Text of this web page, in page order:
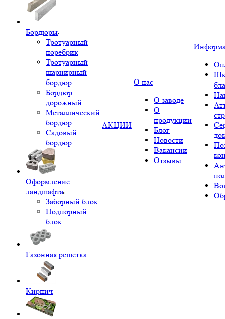
Бордюры
Тротуарный
поребрик
Тротуарный
шарнирный
бордюр
Бордюр
дорожный
Металлический
бордюр
Садовый
бордюр
Оформление
ландшафта
Заборный блок
Подпорный
блок
Газонная решетка
Кирпич
АКЦИИ
О нас
О заводе
О
продукции
Блог
Новости
Вакансии
Отзывы